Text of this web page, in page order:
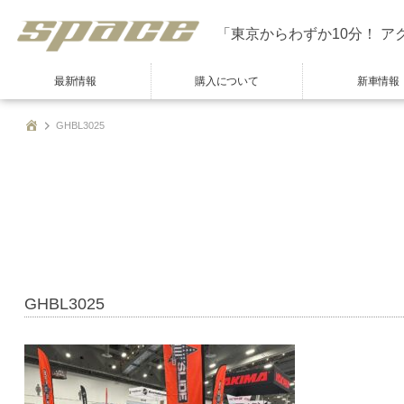
「東京からわずか10分！ ア
最新情報 購入について 新車情報
GHBL3025
GHBL3025